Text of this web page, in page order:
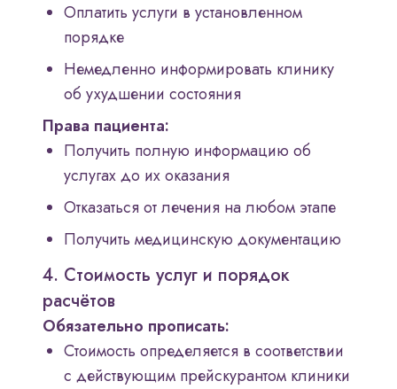
Оплатить услуги в установленном
порядке
Немедленно информировать клинику
об ухудшении состояния
Права пациента:
Получить полную информацию об
услугах до их оказания
Отказаться от лечения на любом этапе
Получить медицинскую документацию
4. Стоимость услуг и порядок
расчётов
Обязательно прописать:
Стоимость определяется в соответствии
с действующим прейскурантом клиники